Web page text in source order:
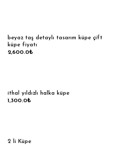
beyaz taş detaylı tasarım küpe çift
küpe fiyatı
2,600.0₺
ithal yıldızlı halka küpe
1,300.0₺
2 li Küpe